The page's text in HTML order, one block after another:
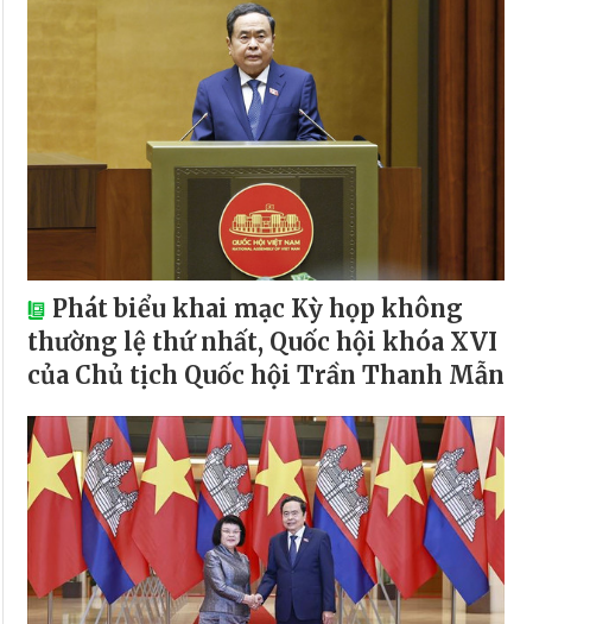
Phát biểu khai mạc Kỳ họp không
thường lệ thứ nhất, Quốc hội khóa XVI
của Chủ tịch Quốc hội Trần Thanh Mẫn